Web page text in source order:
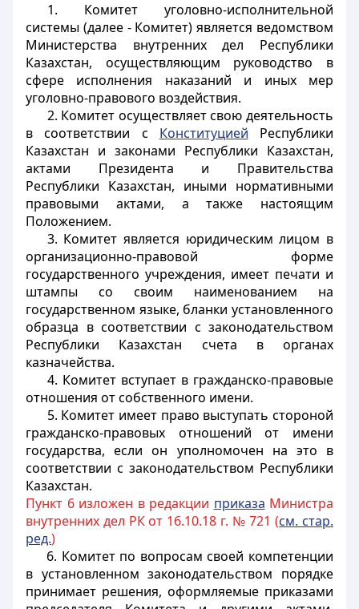
1. Комитет уголовно-исполнительной
системы (далее - Комитет) является ведомством
Министерства внутренних дел Республики
Казахстан, осуществляющим руководство в
сфере исполнения наказаний и иных мер
уголовно-правового воздействия.
2. Комитет осуществляет свою деятельность
в соответствии с Конституцией Республики
Казахстан и законами Республики Казахстан,
актами Президента и Правительства
Республики Казахстан, иными нормативными
правовыми актами, а также настоящим
Положением.
3. Комитет является юридическим лицом в
организационно-правовой форме
государственного учреждения, имеет печати и
штампы со своим наименованием на
государственном языке, бланки установленного
образца в соответствии с законодательством
Республики Казахстан счета в органах
казначейства.
4. Комитет вступает в гражданско-правовые
отношения от собственного имени.
5. Комитет имеет право выступать стороной
гражданско-правовых отношений от имени
государства, если он уполномочен на это в
соответствии с законодательством Республики
Казахстан.
Пункт 6 изложен в редакции приказа Министра
внутренних дел РК от 16.10.18 г. № 721 (см. стар.
ред.)
6. Комитет по вопросам своей компетенции
в установленном законодательством порядке
принимает решения, оформляемые приказами